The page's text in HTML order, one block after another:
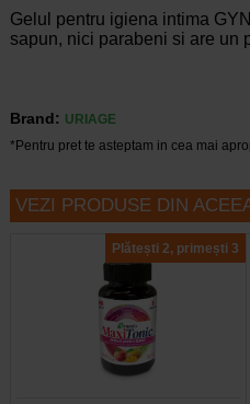
Gelul pentru igiena intima
sapun, nici parabeni si are un
Brand: URIAGE
*Pentru pret te asteptam in cea mai
VEZI PRODUSE DIN
Plătești 2, primești 3